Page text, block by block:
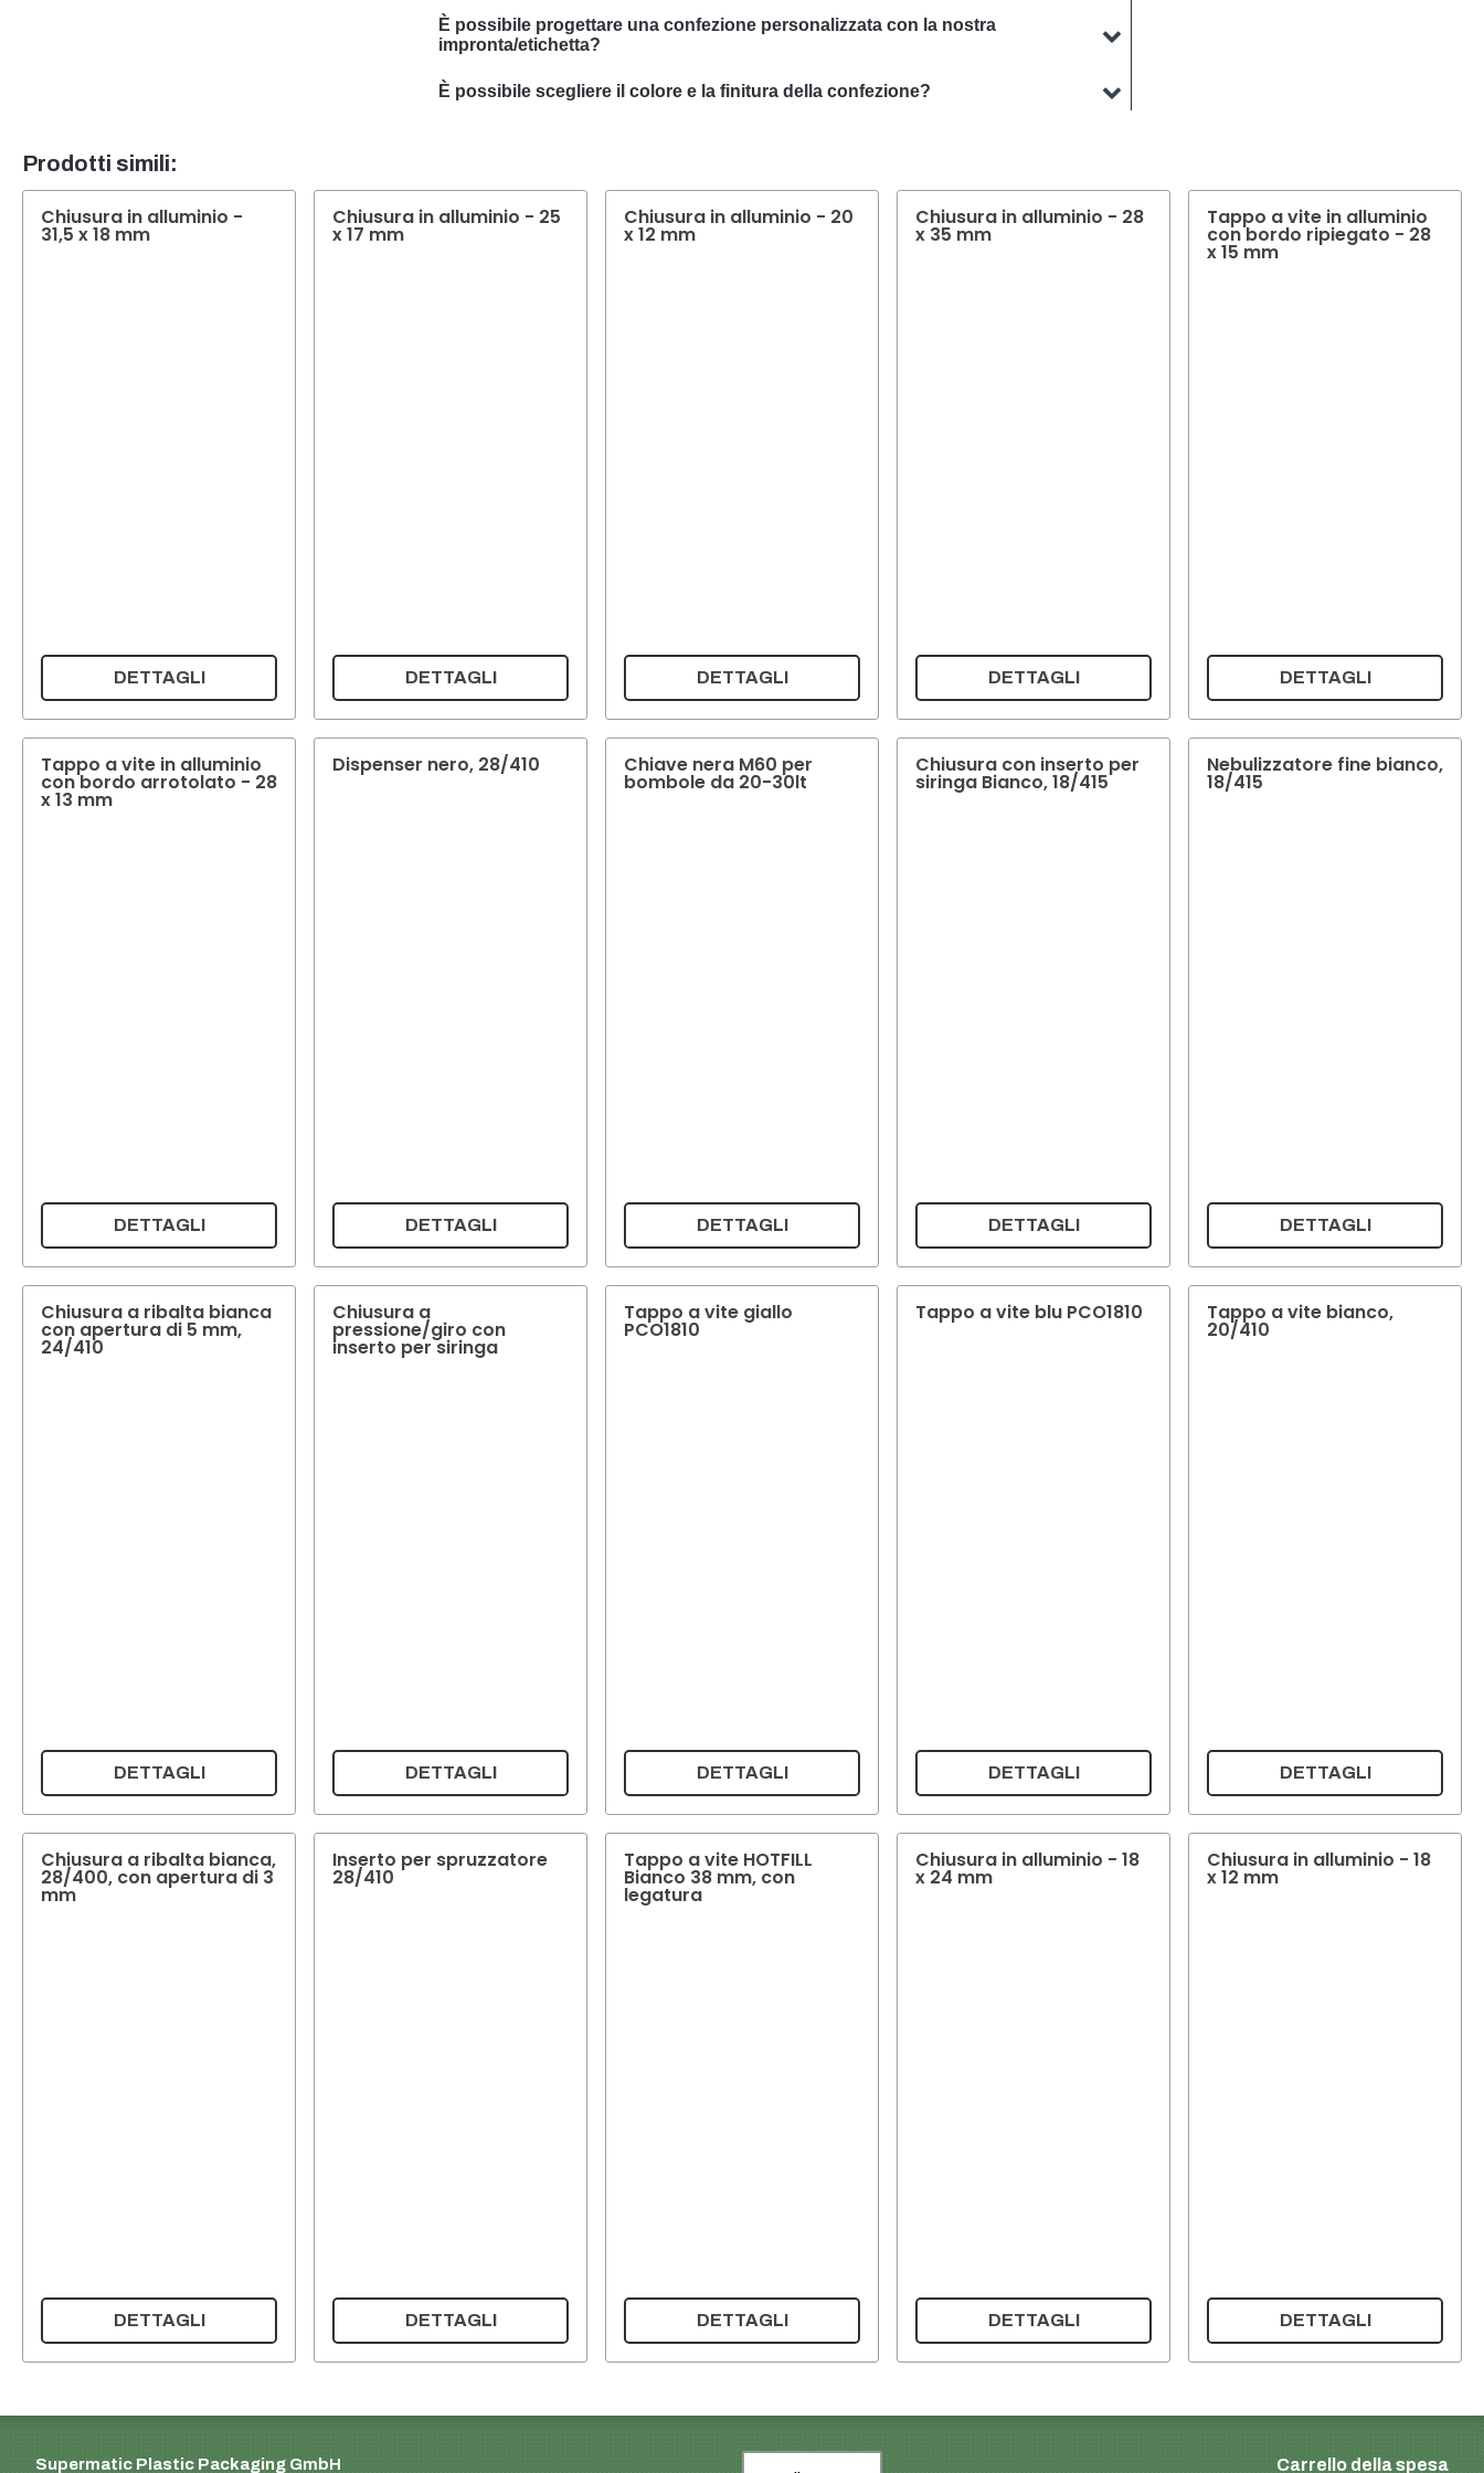
È possibile progettare una confezione personalizzata con la nostra
impronta/etichetta?
è specializzato nello sviluppo di soluzioni di packaging su misura per soddisfare le vostre
È possibile scegliere il colore e la finitura della confezione?
Prodotti simili:
Chiusura in alluminio -
31,5 x 18 mm
DETTAGLI
Chiusura in alluminio - 25
x 17 mm
DETTAGLI
Chiusura in alluminio - 20
x 12 mm
DETTAGLI
Chiusura in alluminio - 28
x 35 mm
DETTAGLI
Tappo a vite in alluminio
con bordo ripiegato - 28
x 15 mm
DETTAGLI
Tappo a vite in alluminio
con bordo arrotolato - 28
x 13 mm
DETTAGLI
Dispenser nero, 28/410
DETTAGLI
Chiave nera M60 per
bombole da 20-30lt
DETTAGLI
Chiusura con inserto per
siringa Bianco, 18/415
DETTAGLI
Nebulizzatore fine bianco,
18/415
DETTAGLI
Chiusura a ribalta bianca
con apertura di 5 mm,
24/410
DETTAGLI
Chiusura a
pressione/giro con
inserto per siringa
DETTAGLI
Tappo a vite giallo
PCO1810
DETTAGLI
Tappo a vite blu PCO1810
DETTAGLI
Tappo a vite bianco,
20/410
DETTAGLI
Chiusura a ribalta bianca,
28/400, con apertura di 3
mm
DETTAGLI
Inserto per spruzzatore
28/410
DETTAGLI
Tappo a vite HOTFILL
Bianco 38 mm, con
legatura
DETTAGLI
Chiusura in alluminio - 18
x 24 mm
DETTAGLI
Chiusura in alluminio - 18
x 12 mm
DETTAGLI
Supermatic Plastic Packaging GmbH Carrello della spesa